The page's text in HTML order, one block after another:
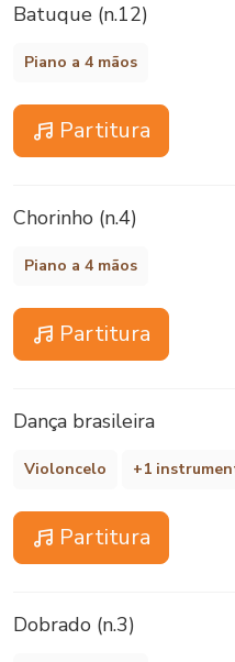
Batuque (n.12)
Piano a 4 mãos
Partitura
Chorinho (n.4)
Piano a 4 mãos
Partitura
Dança brasileira
Violoncelo +1
Partitura
Dobrado (n.3)